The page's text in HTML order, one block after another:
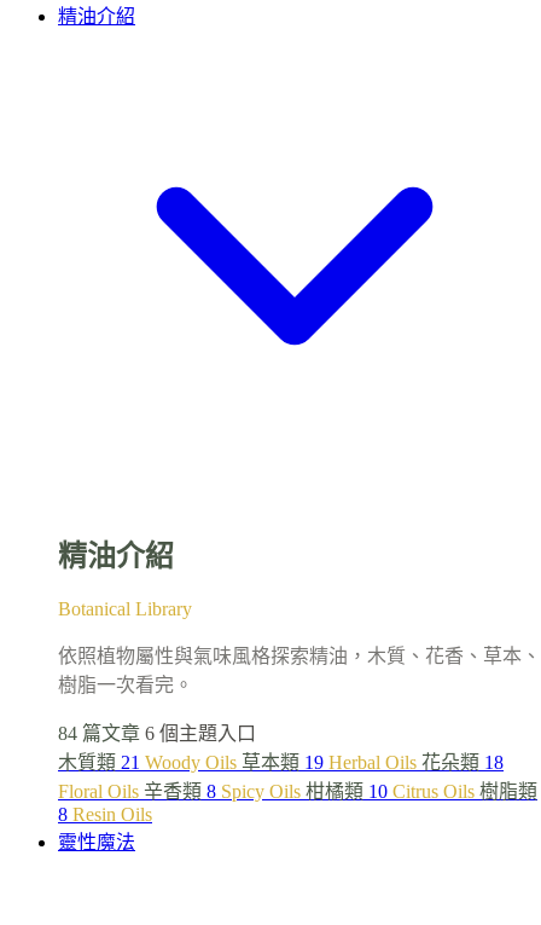
精油介紹
精油介紹
Botanical Library
依照植物屬性與氣味風格探索精油，木質、花香、草本、
樹脂一次看完。
84 篇文章 6 個主題入口
木質類 21 Woody Oils 草本類 19 Herbal Oils 花朵類 18
Floral Oils 辛香類 8 Spicy Oils 柑橘類 10 Citrus Oils 樹脂類
8 Resin Oils
靈性魔法